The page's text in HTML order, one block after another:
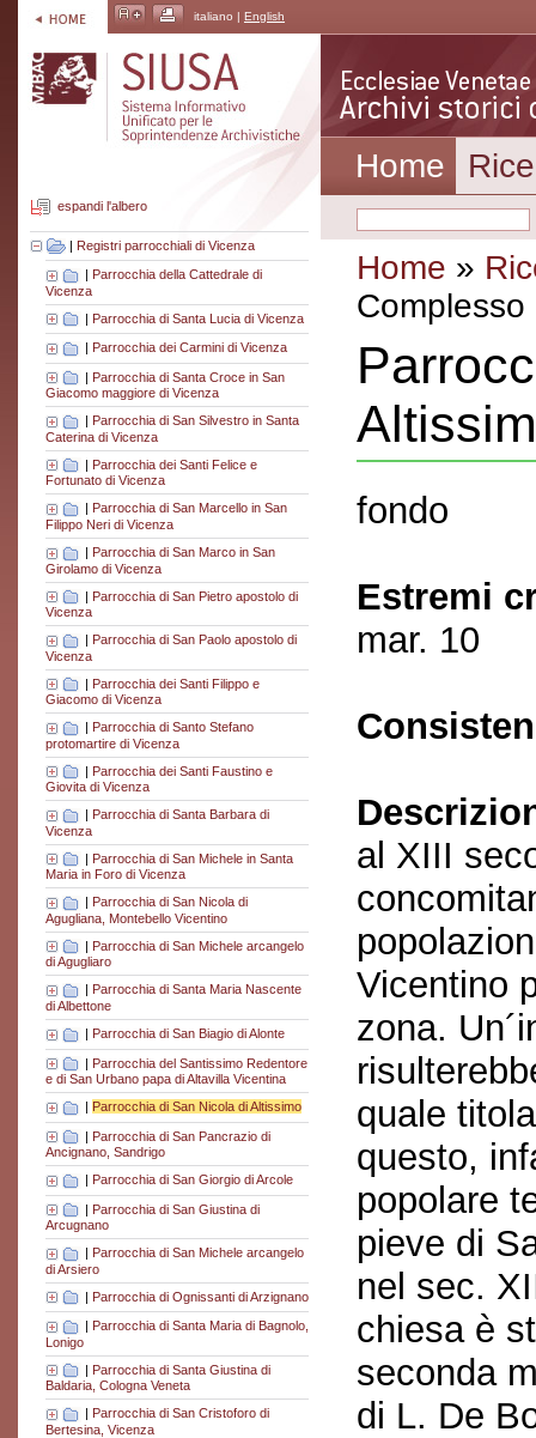
italiano | English
espandi l'albero
| Registri parrocchiali di Vicenza
| Parrocchia della Cattedrale di
Vicenza
| Parrocchia di Santa Lucia di Vicenza
Parrocchia dei Carmini di Vicenza
| Parrocchia di Santa Croce in San
Giacomo maggiore di Vicenza
Parrocchia di San Silvestro in Santa
Caterina di Vicenza
| Parrocchia dei Santi Felice e
Fortunato di Vicenza
Parrocchia di San Marcello in San
Filippo Neri di Vicenza
| Parrocchia di San Marco in San
Girolamo di Vicenza
| Parrocchia di San Pietro apostolo di
Vicenza
| Parrocchia di San Paolo apostolo di
Vicenza
| Parrocchia dei Santi Filippo e
Giacomo di Vicenza
| Parrocchia di Santo Stefano
protomartire di Vicenza
| Parrocchia dei Santi Faustino e
Giovita di Vicenza
Parrocchia di Santa Barbara di
Vicenza
| Parrocchia di San Michele in Santa
Maria in Foro di Vicenza
Parrocchia di San Nicola di
Agugliana, Montebello Vicentino
| Parrocchia di San Michele arcangelo
di Agugliaro
Parrocchia di Santa Maria Nascente
di Albettone
| Parrocchia di San Biagio di Alonte
| Parrocchia del Santissimo Redentore
e di San Urbano papa di Altavilla Vicentina
| Parrocchia di San Nicola di Altissimo
| Parrocchia di San Pancrazio di
Ancignano, Sandrigo
| Parrocchia di San Giorgio di Arcole
| Parrocchia di San Giustina di
Arcugnano
Parrocchia di San Michele arcangelo
di Arsiero
| Parrocchia di Ognissanti di Arzignano
Parrocchia di Santa Maria di Bagnolo,
Lonigo
| Parrocchia di Santa Giustina di
Baldaria, Cologna Veneta
Parrocchia di San Cristoforo di
Bertesina, Vicenza
Home
Home »
fondo
Estremi
mar. 10
al XIII
Vicentino
zona.
quale
questo,
popolare
pieve di
nel sec.
chiesa è
seconda
di L. De